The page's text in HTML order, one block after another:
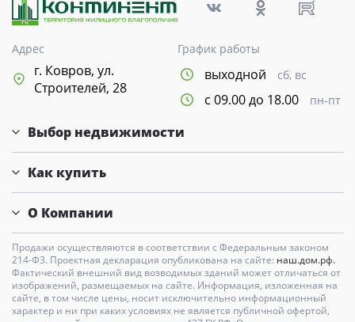
Адрес
г. Ковров, ул.
Строителей, 28
График работы
выходной сб, вс
с 09.00 до 18.00 пн-пт
Выбор недвижимости
Как купить
О Компании
Продажи осуществляются в соответствии с Федеральным законом
214-Ф3. Проектная декларация опубликована на сайте: наш.дом.рф.
Фактический внешний вид возводимых зданий может отличаться от
изображений, размещаемых на сайте. Информация, изложенная на
сайте, в том числе цены, носит исключительно информационный
характер и ни при каких условиях не является публичной офертой,